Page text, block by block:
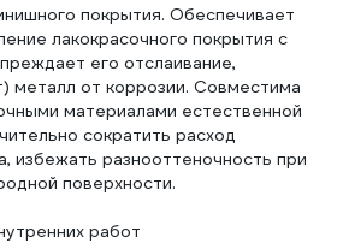
покрытия. Обеспечивает
лакокрасочного покрытия с
его отслаивание,
металл от коррозии. Совместима
материалами естественной
сократить расход
избежать разнооттеночность при
поверхности.
работ